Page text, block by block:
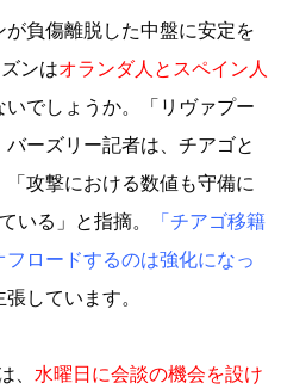
負傷離脱した中盤に安定を
ンはオランダ人とスペイン人
いでしょうか。「リヴァプー
ーズリー記者は、チアゴと
攻撃における数値も守備に
いる」と指摘。
「チアゴ移籍
ロードするのは強化になっ
張しています。
、 水曜日に会談の機会を設け